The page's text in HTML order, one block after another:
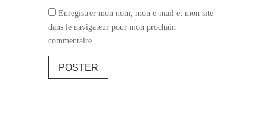
Enregistrer mon nom, mon e-mail et mon site
dans le navigateur pour mon prochain
commentaire.
POSTER